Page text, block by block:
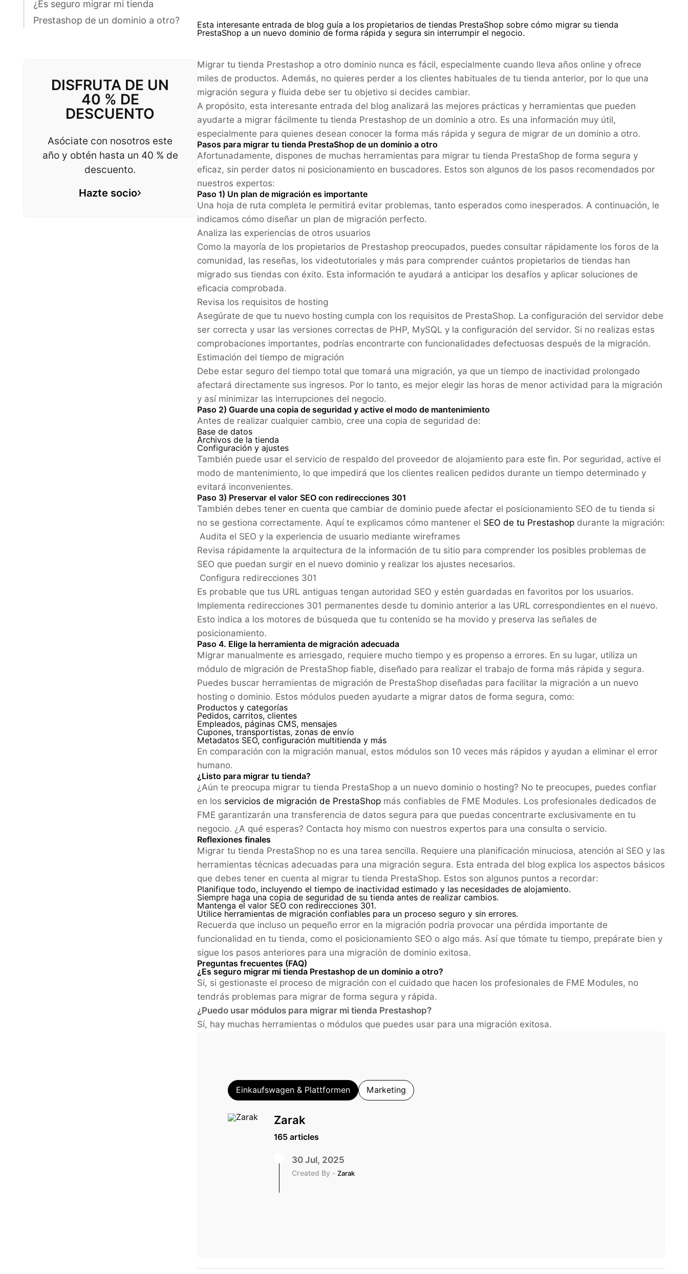
¿Es seguro migrar mi tienda
Prestashop de un dominio a otro?
DISFRUTA DE UN
40 % DE
DESCUENTO
Asóciate con nosotros este
año y obtén hasta un 40 % de
descuento.
Hazte socio
Esta interesante entrada de blog guía a los propietarios de tiendas PrestaShop sobre cómo migrar su tienda
PrestaShop a un nuevo dominio de forma rápida y segura sin interrumpir el negocio.
Migrar tu tienda Prestashop a otro dominio nunca es fácil, especialmente cuando lleva años online y ofrece
miles de productos. Además, no quieres perder a los clientes habituales de tu tienda anterior, por lo que una
migración segura y fluida debe ser tu objetivo si decides cambiar.
A propósito, esta interesante entrada del blog analizará las mejores prácticas y herramientas que pueden
ayudarte a migrar fácilmente tu tienda Prestashop de un dominio a otro. Es una información muy útil,
especialmente para quienes desean conocer la forma más rápida y segura de migrar de un dominio a otro.
Pasos para migrar tu tienda PrestaShop de un dominio a otro
Afortunadamente, dispones de muchas herramientas para migrar tu tienda PrestaShop de forma segura y
eficaz, sin perder datos ni posicionamiento en buscadores. Estos son algunos de los pasos recomendados por
nuestros expertos:
Paso 1) Un plan de migración es importante
Una hoja de ruta completa le permitirá evitar problemas, tanto esperados como inesperados. A continuación, le
indicamos cómo diseñar un plan de migración perfecto.
Analiza las experiencias de otros usuarios
Como la mayoría de los propietarios de Prestashop preocupados, puedes consultar rápidamente los foros de la
comunidad, las reseñas, los videotutoriales y más para comprender cuántos propietarios de tiendas han
migrado sus tiendas con éxito. Esta información te ayudará a anticipar los desafíos y aplicar soluciones de
eficacia comprobada.
Revisa los requisitos de hosting
Asegúrate de que tu nuevo hosting cumpla con los requisitos de PrestaShop. La configuración del servidor debe
ser correcta y usar las versiones correctas de PHP, MySQL y la configuración del servidor. Si no realizas estas
comprobaciones importantes, podrías encontrarte con funcionalidades defectuosas después de la migración.
Estimación del tiempo de migración
Debe estar seguro del tiempo total que tomará una migración, ya que un tiempo de inactividad prolongado
afectará directamente sus ingresos. Por lo tanto, es mejor elegir las horas de menor actividad para la migración
y así minimizar las interrupciones del negocio.
Paso 2) Guarde una copia de seguridad y active el modo de mantenimiento
Antes de realizar cualquier cambio, cree una copia de seguridad de:
Base de datos
Archivos de la tienda
Configuración y ajustes
También puede usar el servicio de respaldo del proveedor de alojamiento para este fin. Por seguridad, active el
modo de mantenimiento, lo que impedirá que los clientes realicen pedidos durante un tiempo determinado y
evitará inconvenientes.
Paso 3) Preservar el valor SEO con redirecciones 301
También debes tener en cuenta que cambiar de dominio puede afectar el posicionamiento SEO de tu tienda si
no se gestiona correctamente. Aquí te explicamos cómo mantener el SEO de tu Prestashop durante la migración:
Audita el SEO y la experiencia de usuario mediante wireframes
Revisa rápidamente la arquitectura de la información de tu sitio para comprender los posibles problemas de
SEO que puedan surgir en el nuevo dominio y realizar los ajustes necesarios.
Configura redirecciones 301
Es probable que tus URL antiguas tengan autoridad SEO y estén guardadas en favoritos por los usuarios.
Implementa redirecciones 301 permanentes desde tu dominio anterior a las URL correspondientes en el nuevo.
Esto indica a los motores de búsqueda que tu contenido se ha movido y preserva las señales de
posicionamiento.
Paso 4. Elige la herramienta de migración adecuada
Migrar manualmente es arriesgado, requiere mucho tiempo y es propenso a errores. En su lugar, utiliza un
módulo de migración de PrestaShop fiable, diseñado para realizar el trabajo de forma más rápida y segura.
Puedes buscar herramientas de migración de PrestaShop diseñadas para facilitar la migración a un nuevo
hosting o dominio. Estos módulos pueden ayudarte a migrar datos de forma segura, como:
Productos y categorías
Pedidos, carritos, clientes
Empleados, páginas CMS, mensajes
Cupones, transportistas, zonas de envío
Metadatos SEO, configuración multitienda y más
En comparación con la migración manual, estos módulos son 10 veces más rápidos y ayudan a eliminar el error
humano.
¿Listo para migrar tu tienda?
¿Aún te preocupa migrar tu tienda PrestaShop a un nuevo dominio o hosting? No te preocupes, puedes confiar
en los servicios de migración de PrestaShop más confiables de FME Modules. Los profesionales dedicados de
FME garantizarán una transferencia de datos segura para que puedas concentrarte exclusivamente en tu
negocio. ¿A qué esperas? Contacta hoy mismo con nuestros expertos para una consulta o servicio.
Reflexiones finales
Migrar tu tienda PrestaShop no es una tarea sencilla. Requiere una planificación minuciosa, atención al SEO y las
herramientas técnicas adecuadas para una migración segura. Esta entrada del blog explica los aspectos básicos
que debes tener en cuenta al migrar tu tienda PrestaShop. Estos son algunos puntos a recordar:
Planifique todo, incluyendo el tiempo de inactividad estimado y las necesidades de alojamiento.
Siempre haga una copia de seguridad de su tienda antes de realizar cambios.
Mantenga el valor SEO con redirecciones 301.
Utilice herramientas de migración confiables para un proceso seguro y sin errores.
Recuerda que incluso un pequeño error en la migración podría provocar una pérdida importante de
funcionalidad en tu tienda, como el posicionamiento SEO o algo más. Así que tómate tu tiempo, prepárate bien y
sigue los pasos anteriores para una migración de dominio exitosa.
Preguntas frecuentes (FAQ)
¿Es seguro migrar mi tienda Prestashop de un dominio a otro?
Sí, si gestionaste el proceso de migración con el cuidado que hacen los profesionales de FME Modules, no
tendrás problemas para migrar de forma segura y rápida.
¿Puedo usar módulos para migrar mi tienda Prestashop?
Sí, hay muchas herramientas o módulos que puedes usar para una migración exitosa.
Einkaufswagen & Plattformen Marketing
Zarak
165 articles
30 Jul, 2025
Created By - Zarak